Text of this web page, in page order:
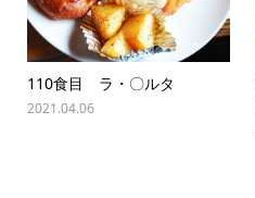
110食目 ラ・〇ルタ
2021.04.06